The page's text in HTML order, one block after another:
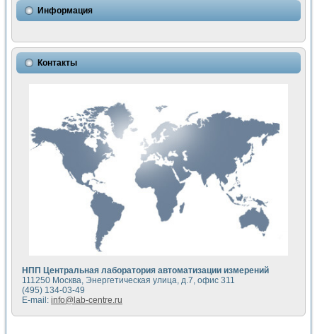
Исследовние возможности создания измерителя ВАХ
Математическое моделирование генератора сигналов -
Применение осциллографического модуля с высоким
Симуляция отклика импульсного радиолокационного
Автоматизация формирования уравнений состояния для
Разработка автоматизированного стенда для измерения
Применение среды LabVIEW для построения картины
Портативная система для определения показателей
Использование LabVIEW для управления источником
Устройство для снятия вольт-амперных характеристик
Передовые научные технологии: нано-, фемто-,
Автоматизированная установка по измерению временных
Автоматизированный лабораторный комплекс на базе
Визуализация моделирования и оптимизации тепловой
Виртуальный прибор для исследования функциональных
Исследование возможности создания экономичного
Исследование кинетики движения макрочастиц в
Метод прогнозирования свойств дисперсных продуктов
Недорогая система управления сверхпроводящим
Применение технологий NI в курсе экспериментальной
Расчет переноса аэрозоля и выпадения осадка в
Информация
Контакты
НПП Центральная лаборатория автоматизации измерений
111250 Москва, Энергетическая улица, д.7, офис 311
(495) 134-03-49
E-mail: info@lab-centre.ru